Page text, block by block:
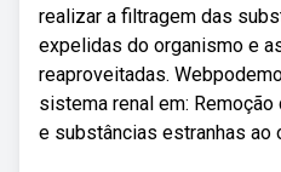
realizar a filtragem das
expelidas do organismo e
reaproveitadas.
sistema renal em:
e substâncias estranhas ao